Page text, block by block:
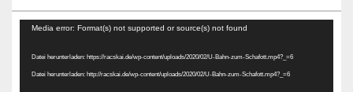
Video-
Media error: Format(s) not supported or source(s) not found
Datei herunterladen: https://racskai.de/wp-content/uploads/2020/02/U-Bahn-zum-Schafott.mp4?_=6
Datei herunterladen: http://racskai.de/wp-content/uploads/2020/02/U-Bahn-zum-Schafott.mp4?_=6